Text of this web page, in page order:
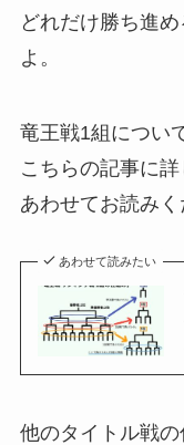
どれだけ勝ち進
よ。
竜王戦1組につい
こちらの記事に詳
あわせてお読みく
あわせて読みたい
他のタイトル戦